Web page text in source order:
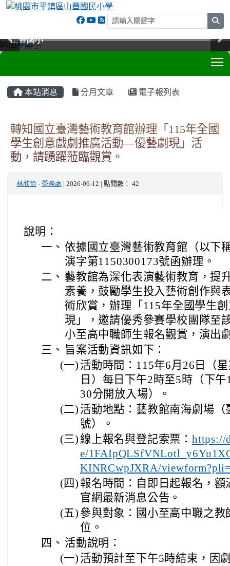
山豐國小
山豐國小
山豐國小
山豐國小
本站消息 分月文章 電子報列表
轉知國立臺灣藝術教育館辦理「115年全國
學生創意戲劇推廣活動—優藝劇現」活
動，請踴躍蒞臨觀賞。
林欣怡 - 學務處 | 2026-06-12 | 點閱數： 42
說明：
一、 依據國立臺灣藝術教育館（以下
演字第1150300173號函辦理。
二、 藝教館為深化表演藝術教育，提
素養，鼓勵學生投入藝術創作與
術欣賞，辦理「115年全國學生
現」，邀請優秀參賽學校團隊至
小至高中職師生報名觀賞，演出
三、 旨案活動資訊如下：
(一) 活動時間：115年6月26日（
日）每日下午2時至5時（下
30分開放入場）。
(二) 活動地點：藝教館南海劇場
號）。
(三)線上報名與登記索票： https://
e/
KINRCwpJXRA/
(四) 報名時間：自即日起報名，
官網最新消息公告。
(五) 參與對象：國小至高中職之
位。
四、 活動說明：
(一) 活動預計至下午5時結束，因